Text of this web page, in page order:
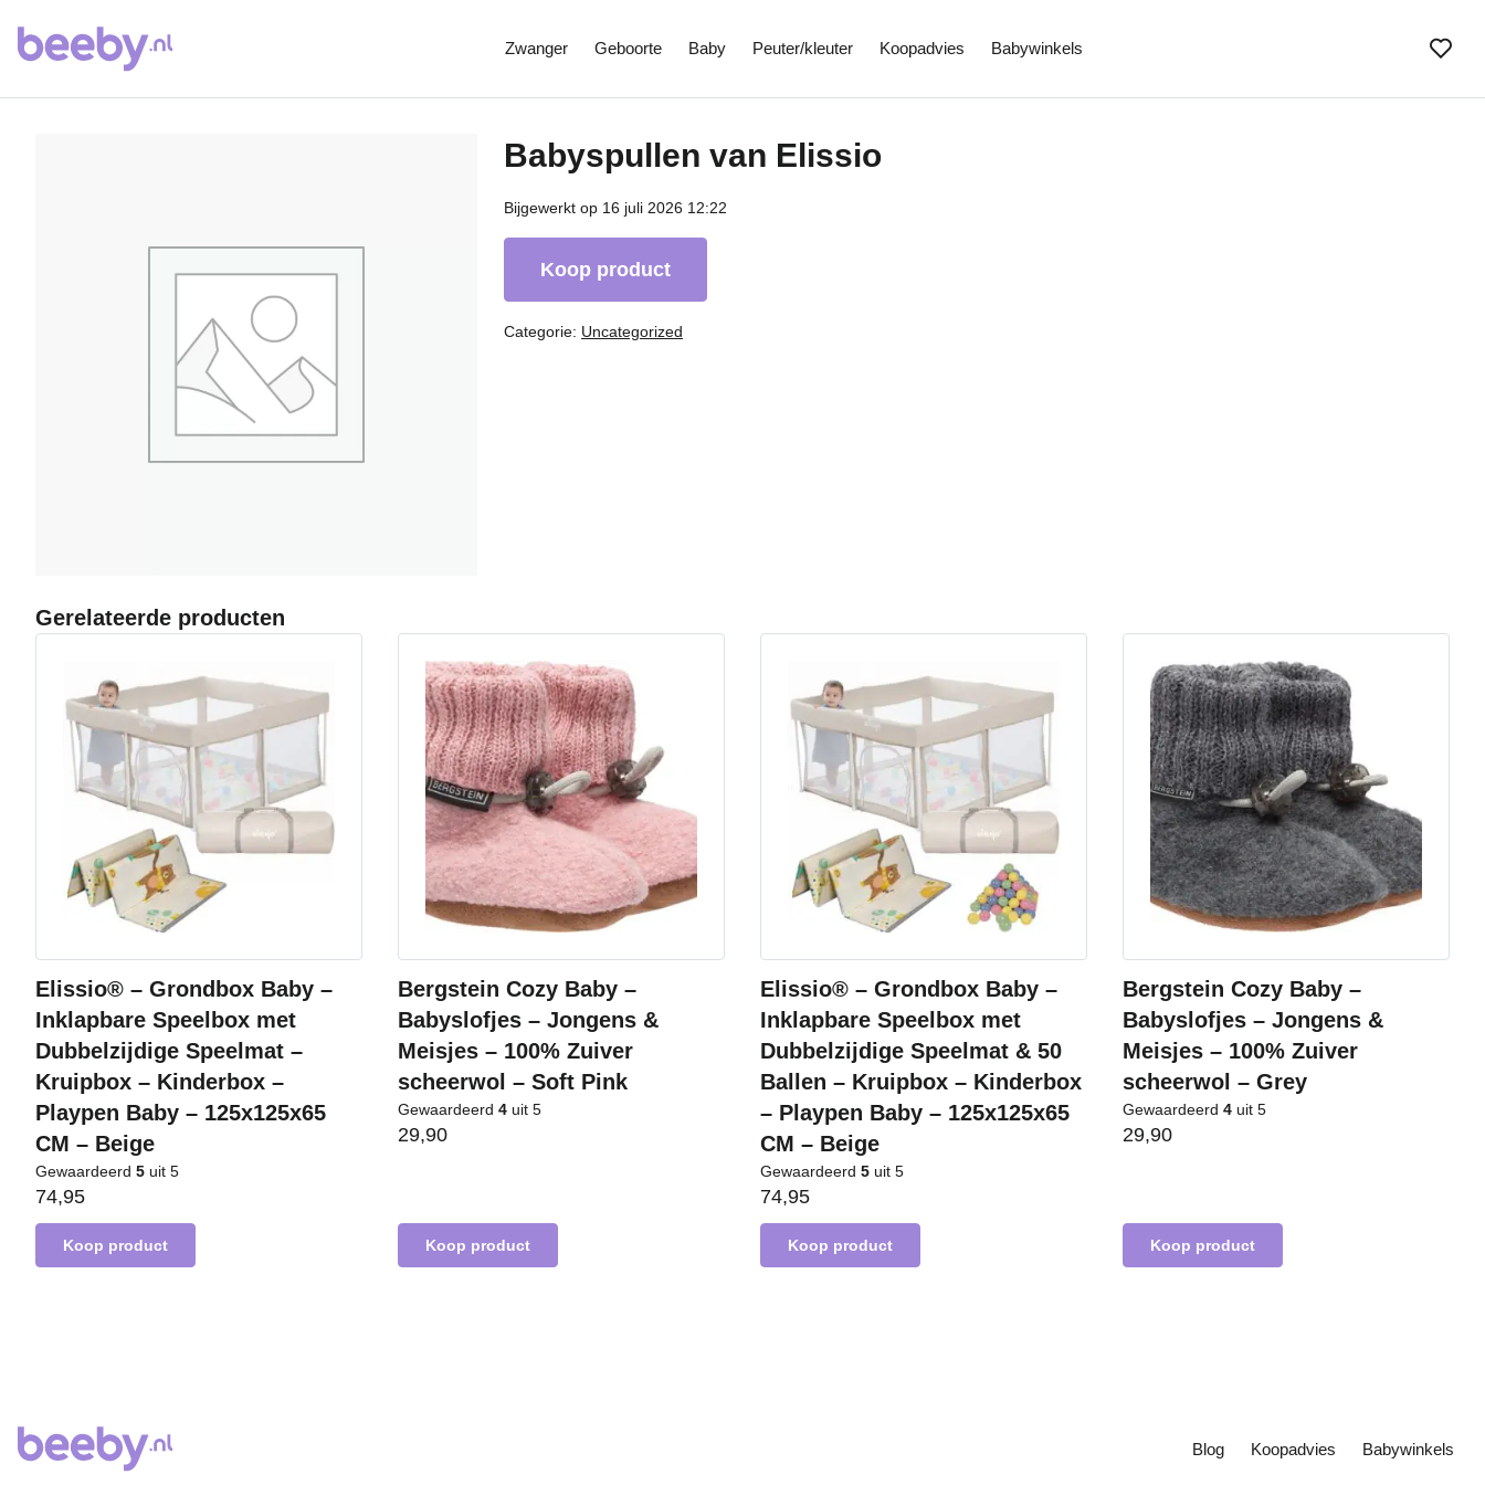
Zwanger Geboorte Baby Peuter/kleuter Koopadvies Babywinkels
Babyspullen van Elissio
Bijgewerkt op 16 juli 2026 12:22
Koop product
Categorie: Uncategorized
Gerelateerde producten
Elissio® – Grondbox Baby –
Inklapbare Speelbox met
Dubbelzijdige Speelmat –
Kruipbox – Kinderbox –
Playpen Baby – 125x125x65
CM – Beige
Gewaardeerd 5 uit 5
74,95
Koop product
Bergstein Cozy Baby –
Babyslofjes – Jongens &
Meisjes – 100% Zuiver
scheerwol – Soft Pink
Gewaardeerd 4 uit 5
29,90
Koop product
Elissio® – Grondbox Baby –
Inklapbare Speelbox met
Dubbelzijdige Speelmat & 50
Ballen – Kruipbox – Kinderbox
– Playpen Baby – 125x125x65
CM – Beige
Gewaardeerd 5 uit 5
74,95
Koop product
Bergstein Cozy Baby –
Babyslofjes – Jongens &
Meisjes – 100% Zuiver
scheerwol – Grey
Gewaardeerd 4 uit 5
29,90
Koop product
Blog Koopadvies Babywinkels